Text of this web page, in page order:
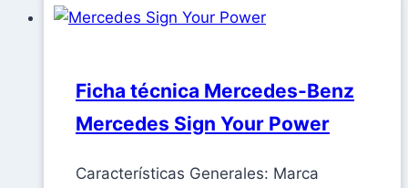
Ficha técnica Mercedes-Benz
Mercedes Sign Your Power
Características Generales: Marca